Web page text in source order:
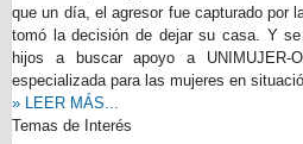
que un día, el agresor fue capturado por
tomó la decisión de dejar su casa. Y
hijos a buscar apoyo a UNIMUJER-
especializada para las mujeres en
» LEER MÁS...
Temas de Interés